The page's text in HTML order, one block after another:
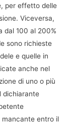
per effetto delle
Viceversa,
dal 100 al 200%
sono richieste
e quelle in
anche nel
di uno o più
dichiarante
mancante entro il